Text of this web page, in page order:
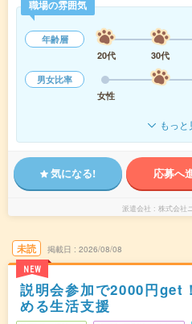
職場の雰囲気
年齢層
20代
30代
男女比率
女性
もっと
気になる! 応募へ
派遣会社 株式会社
未読
NEW
掲載日 2026/08/08
説明会参加で2000円get
める生活支援